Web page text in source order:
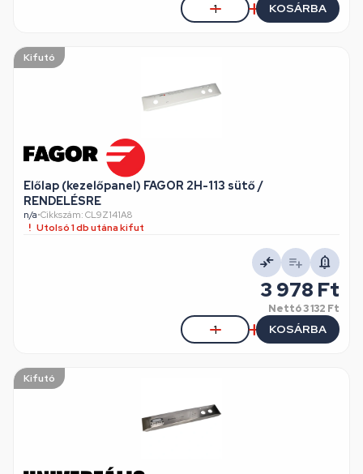
KOSÁRBA
Kifutó
Előlap (kezelőpanel) FAGOR 2H-113 sütő /
RENDELÉSRE
n/a•Cikkszám: CL9Z141A8
Utolsó 1 db utána kifut
3 978 Ft
Nettó3 132 Ft
KOSÁRBA
Kifutó